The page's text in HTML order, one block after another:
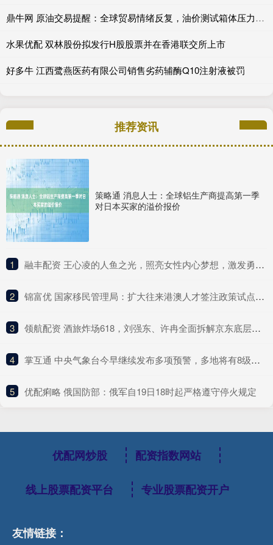
鼎牛网 原油交易提醒：全球贸易情绪反复，油价测试箱体压力之后再次回落，等待方向选择
水果优配 双林股份拟发行H股股票并在香港联交所上市
好多牛 江西鹭燕医药有限公司销售劣药辅酶Q10注射液被罚
推荐资讯
策略通 消息人士：全球铝生产商提高第一季
对日本买家的溢价报价
1 ​融丰配资 王心凌的人鱼之光，照亮女性内心梦想，激发勇气与自我力量
2 ​锦富优 国家移民管理局：扩大往来港澳人才签注政策试点实施范围
3 ​领航配资 酒旅炸场618，刘强东、许冉全面拆解京东底层逻辑
4 ​掌互通 中央气象台今早继续发布多项预警，多地将有8级以上雷暴大风天气
5 ​优配痢略 俄国防部：俄军自19日18时起严格遵守停火规定
优配网炒股 配资指数网站
线上股票配资平台 专业股票配资开户
友情链接：